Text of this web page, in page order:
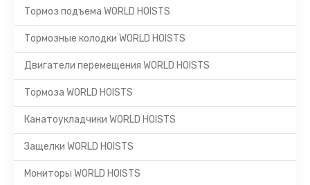
Тормоз подъема WORLD HOISTS
Тормозные колодки WORLD HOISTS
Двигатели перемещения WORLD HOISTS
Тормоза WORLD HOISTS
Канатоукладчики WORLD HOISTS
Защелки WORLD HOISTS
Мониторы WORLD HOISTS